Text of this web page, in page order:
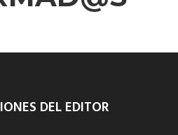
DEL EDITOR